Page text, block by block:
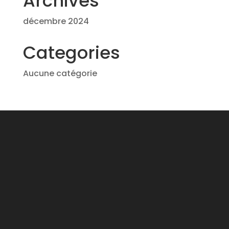
décembre 2024
Categories
Aucune catégorie